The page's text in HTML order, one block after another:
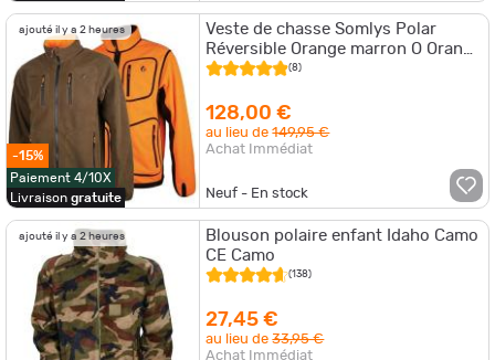
ajouté il y a 2 heures
-15%
Paiement 4/10X
Livraison gratuite
Veste de chasse Somlys Polar
Réversible Orange marron O Orange
Marron
(8)
128,00 €
au lieu de149,95 €
Achat Immédiat
Neuf - En stock
ajouté il y a 2 heures
Blouson polaire enfant Idaho Camo
CE Camo
(138)
27,45 €
au lieu de33,95 €
Achat Immédiat